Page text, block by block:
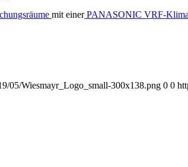
mit einerPANASONIC VRF-
05/Wiesmayr_Logo_small-300x138.png 0 0